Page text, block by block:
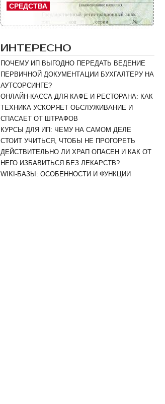
СРЕДСТВА
ИНТЕРЕСНО
ПОЧЕМУ ИП ВЫГОДНО ПЕРЕДАТЬ ВЕДЕНИЕ
ПЕРВИЧНОЙ ДОКУМЕНТАЦИИ БУХГАЛТЕРУ НА
АУТСОРСИНГЕ?
ОНЛАЙН-КАССА ДЛЯ КАФЕ И РЕСТОРАНА: КАК
ТЕХНИКА УСКОРЯЕТ ОБСЛУЖИВАНИЕ И
СПАСАЕТ ОТ ШТРАФОВ
КУРСЫ ДЛЯ ИП: ЧЕМУ НА САМОМ ДЕЛЕ
СТОИТ УЧИТЬСЯ, ЧТОБЫ НЕ ПРОГОРЕТЬ
ДЕЙСТВИТЕЛЬНО ЛИ ХРАП ОПАСЕН И КАК ОТ
НЕГО ИЗБАВИТЬСЯ БЕЗ ЛЕКАРСТВ?
WIKI-БАЗЫ: ОСОБЕННОСТИ И ФУНКЦИИ